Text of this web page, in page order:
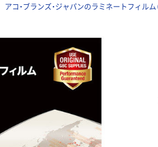
アコ・ブランズ・ジャパンのラミネートフィルム